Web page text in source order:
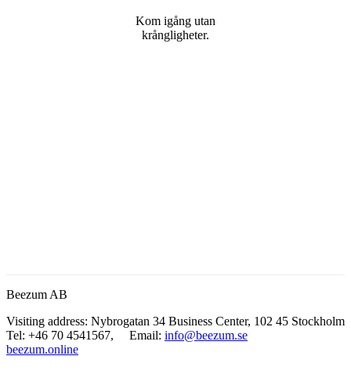
Kom igång utan
krångligheter.
Beezum AB
Visiting address: Nybrogatan 34 Business Center, 102 45 Stockholm
Tel: +46 70 4541567, Email: info@beezum.se
beezum.online